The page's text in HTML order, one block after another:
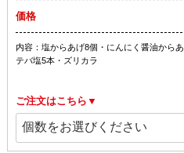
価格
内容：塩からあげ8個・にんにく醤油から
テバ塩5本・ズリカラ
ご注文はこちら▼